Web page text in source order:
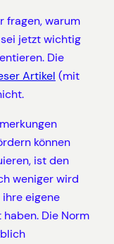
fragen, warum
jetzt wichtig
Die
Artikel (mit
können
ist den
weniger wird
eigene
Die Norm